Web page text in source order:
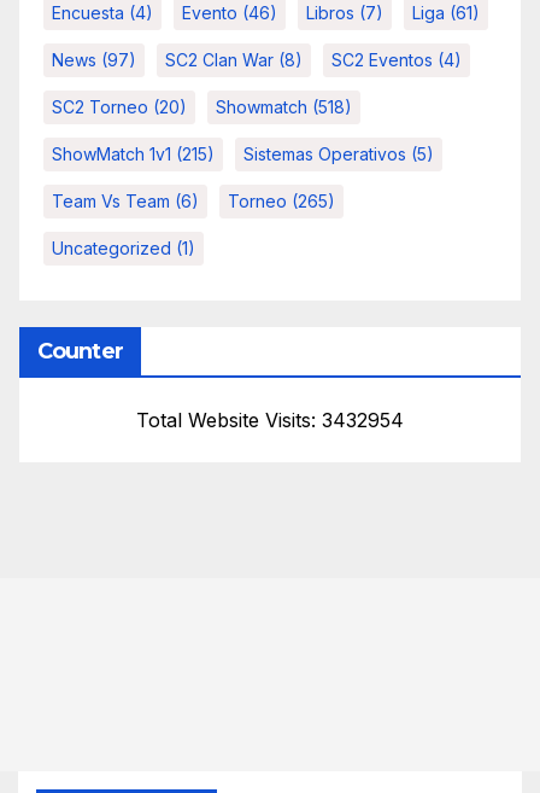
Encuesta (4) Evento (46) Libros (7) Liga (61)
News (97) SC2 Clan War (8) SC2 Eventos (4)
SC2 Torneo (20) Showmatch (518)
ShowMatch 1v1 (215) Sistemas Operativos (5)
Team Vs Team (6) Torneo (265)
Uncategorized (1)
Counter
Total Website Visits: 3432954